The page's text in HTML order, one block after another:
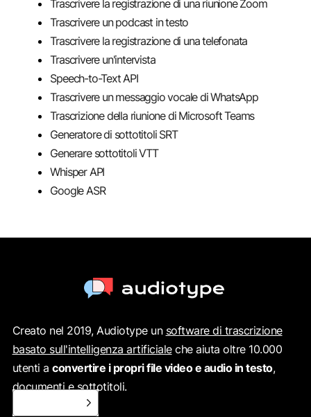
Trascrivere la registrazione di una riunione Zoom
Trascrivere un podcast in testo
Trascrivere la registrazione di una telefonata
Trascrivere un'intervista
Speech-to-Text API
Trascrivere un messaggio vocale di WhatsApp
Trascrizione della riunione di Microsoft Teams
Generatore di sottotitoli SRT
Generare sottotitoli VTT
Whisper API
Google ASR
Creato nel 2019, Audiotype un software di trascrizione
basato sull'intelligenza artificialeche aiuta oltre 10.000
utenti aconvertire i propri file video e audio in testo,
documenti e sottotitoli.